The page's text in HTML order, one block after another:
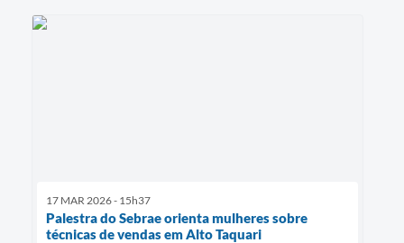
17 MAR 2026 - 15h37
Palestra do Sebrae orienta mulheres sobre
técnicas de vendas em Alto Taquari